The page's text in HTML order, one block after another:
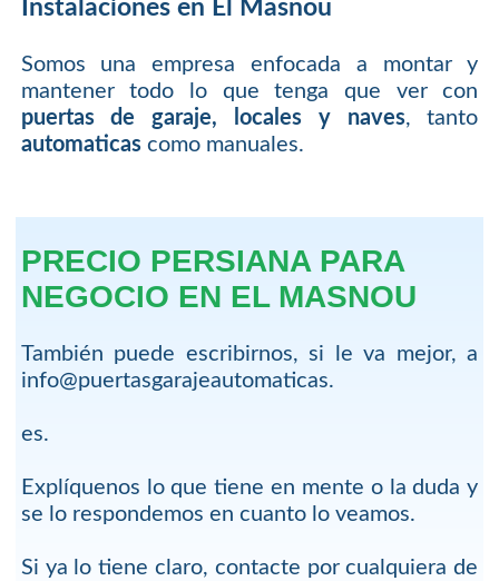
Instalaciones en El Masnou
Somos una empresa enfocada a montar y
mantener todo lo que tenga que ver con
puertas de garaje, locales y naves, tanto
automaticascomo manuales.
PRECIO PERSIANA PARA
NEGOCIO EN EL MASNOU
También puede escribirnos, si le va mejor, a
info@puertasgarajeautomaticas.
es.
Explíquenos lo que tiene en mente o la duda y
se lo respondemos en cuanto lo veamos.
Si ya lo tiene claro, contacte por cualquiera de